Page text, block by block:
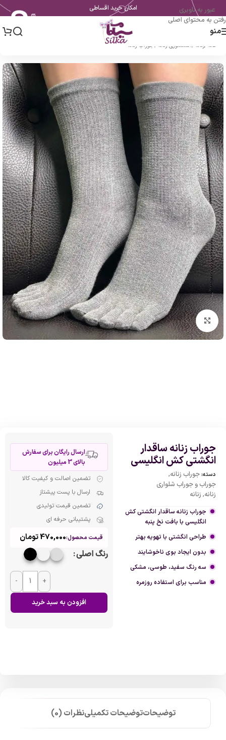
عبور به ناوبری
رفتن به محتوای اصلی
امکان خرید اقساطی
منو
خانه /زنانه /اکسسوری زنانه / جوراب زنانه
بزرگنمایی تصویر
جوراب زنانه ساقدار
انگشتی کش انگلیسی
دسته:جوراب زنانه,
جوراب و جوراب شلواری
زنانه, زنانه
جوراب زنانه ساقدار انگشتی کش
انگلیسی با بافت نخ پنبه
طراحی انگشتی با تهویه بهتر
بدون ایجاد بوی ناخوشایند
سه رنگ سفید، طوسی، مشکی
مناسب برای استفاده روزمره
ارسال رایگان برای سفارش
بالای 3 میلیون
تضمین اصالت و کیفیت کالا
ارسال با پست پیشتاز
تضمین قیمت تولیدی
پشتیبانی حرفه ای
قیمت محصول:470,000تومان
رنگ اصلی
- +
افزودن به سبد خرید
توضیحاتتوضیحات تکمیلینظرات (0)